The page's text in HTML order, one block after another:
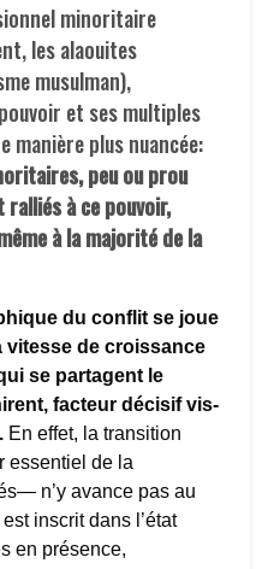
minoritaire
les alaouites
musulman),
et ses multiples
manière plus nuancée:
peu ou prou
à ce pouvoir,
à la majorité de la
du conflit se joue
vitesse de croissance
se partagent le
facteur décisif vis-
En effet, la transition
essentiel de la
n’y avance pas au
inscrit dans l’état
en présence,